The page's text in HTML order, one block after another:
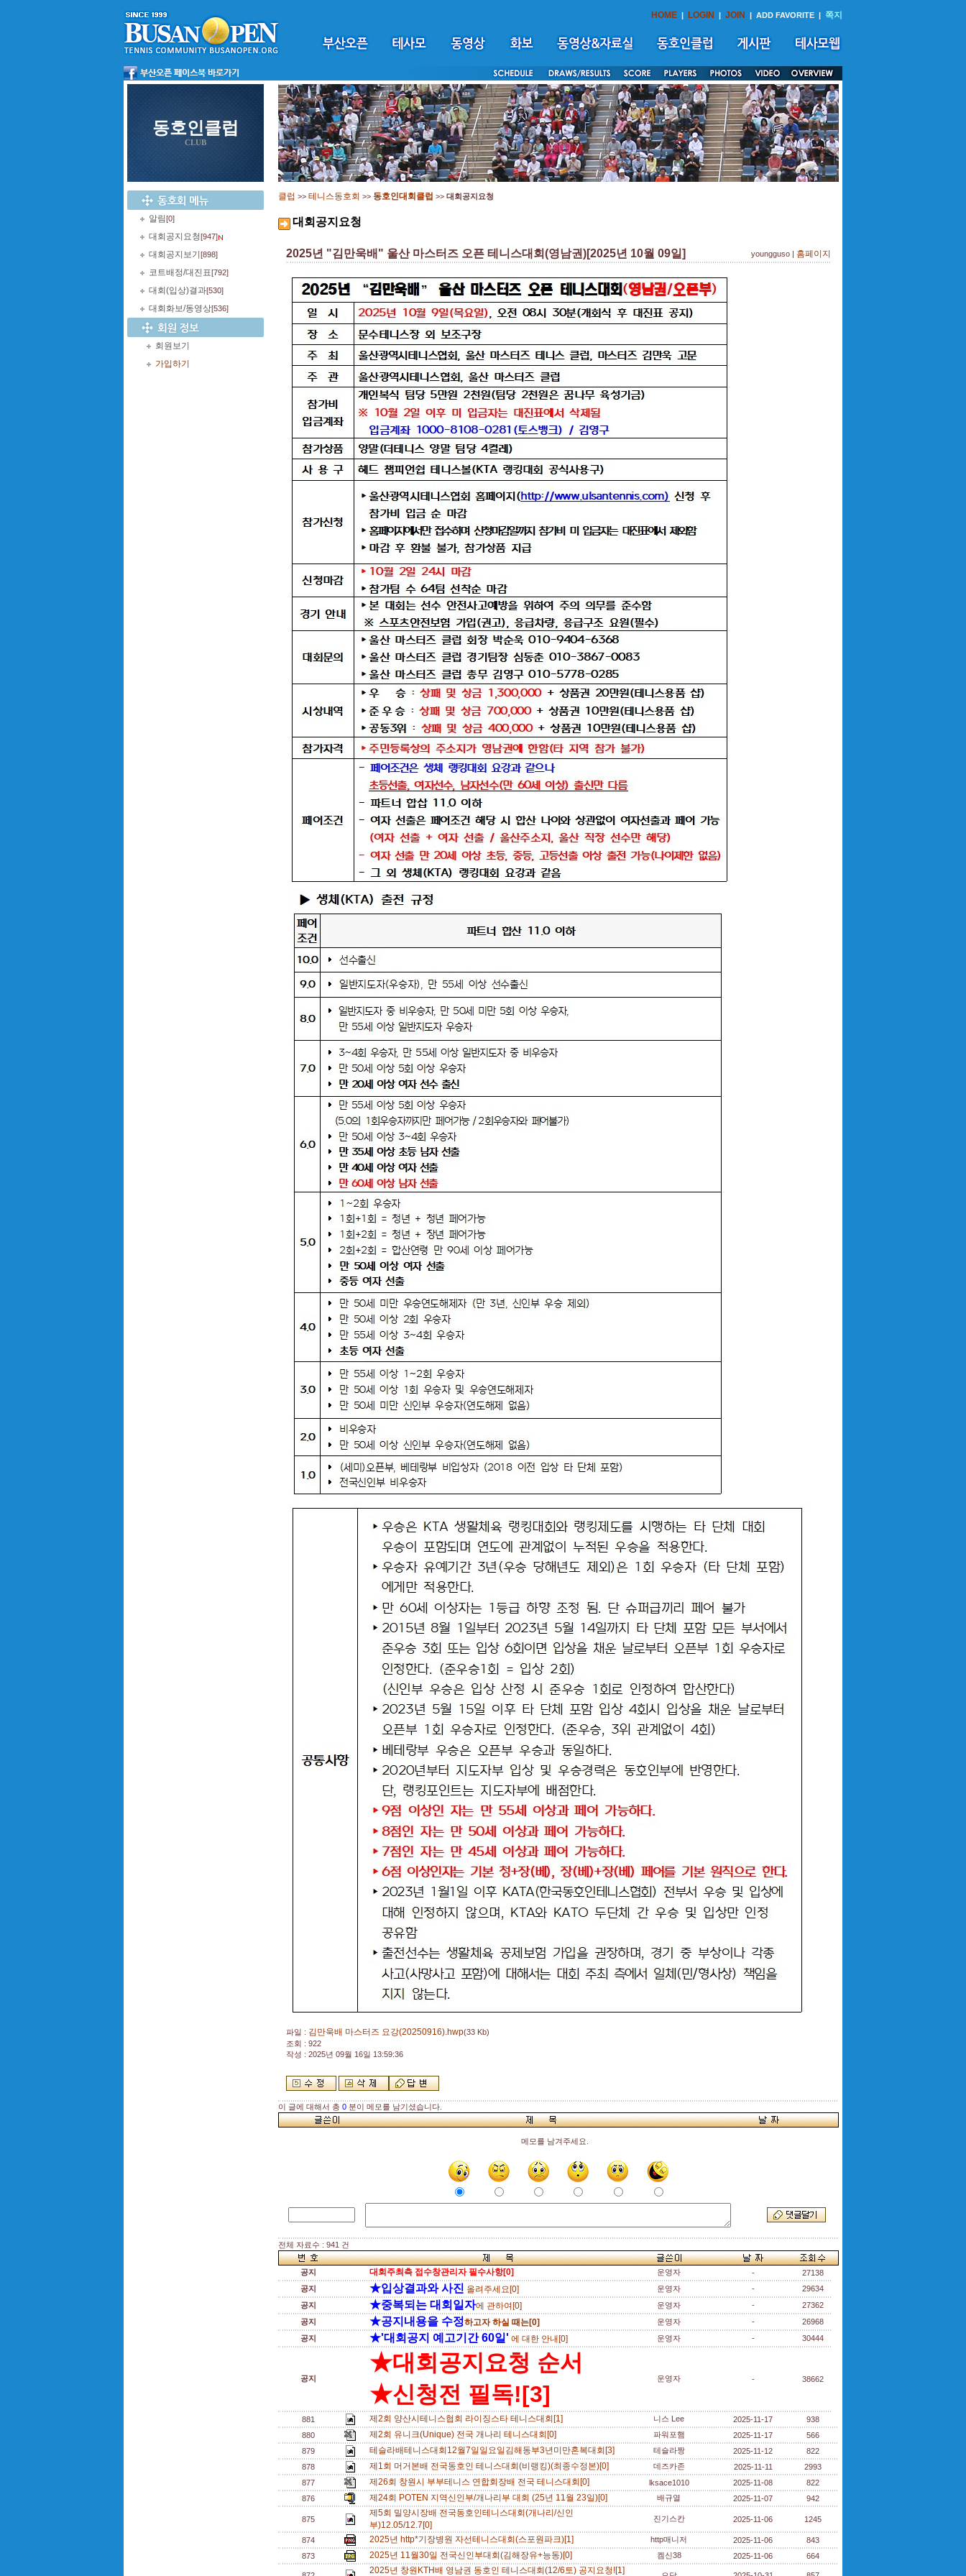
HOME | LOGIN | JOIN | ADD FAVORITE | 쪽지
동호인클럽
CLUB
알림[0]
대회공지요청[947]
대회공지보기 [898]
코트배정/대진표[792]
대회(입상)결과[530]
대회화보/동영상[536]
회원보기
가입하기
클럽 >> 테니스동호회 >> 동호인대회클럽 >> 대회공지요청
대회공지요청
2025년 "김만욱배" 울산 마스터즈 오픈 테니스대회(영남권)[2025년 10월 09일] youngguso | 홈페이지
파일 : 김만욱배 마스터즈 요강(20250916).hwp(33 Kb)
조회 : 922
작성 : 2025년 09월 16일 13:59:36
이 글에 대해서 총 0 분이 메모를 남기셨습니다.
메모를 남겨주세요.
전체 자료수 : 941 건
공지 대회주최측 접수창관리자 필수사항[0] 운영자 -
27138
공지
★입상결과와 사진 올려주세요[0] 운영자 -
29634
공지
★중복되는 대회일자에 관하여[0] 운영자 -
27362
공지
★공지내용을 수정하고자 하실 때는[0] 운영자 -
26968
공지
★'대회공지 예고기간 60일' 에 대한 안내[0] 운영자 - 30444
공지
★대회공지요청 순서
★신청전 필독![3]
운영자 - 38662
881 제2회 양산시테니스협회 라이징스타 테니스대회[1] 니스 Lee 2025-11-17
938
880
제2회 유니크(Unique) 전국 개나리 테니스대회[0] 파워포햄 2025-11-17
566
879
테슬라배테니스대회12월7일일요일김해동부3년미만혼복대회[3] 테슬라짱 2025-11-12
822
878
제1회 머거본배 전국동호인 테니스대회(비랭킹)(최종수정본)[0] 데즈카존 2025-11-11
2993
877
제26회 창원시 부부테니스 연합회장배 전국 테니스대회[0] lksace1010 2025-11-08
822
876
제24회 POTEN 지역신인부/개나리부 대회 (25년 11월 23일)[0] 배규열 2025-11-07 942
875
제5회 밀양시장배 전국동호인테니스대회(개나리/신인
부)12.05/12.7[0]
진기스칸 2025-11-06 1245
874 2025년 http*기장병원 자선테니스대회(스포원파크)[1] http매니저 2025-11-06
843
873
2025년 11월30일 전국신인부대회(김해장유+능동)[0] 켐신38 2025-11-06 664
2025년 창원KTH배 영남권 동호인 테니스대회(12/6토) 공지요청![1]